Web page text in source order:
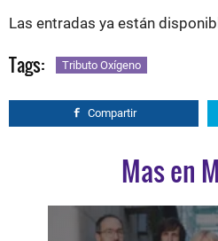
Las entradas ya están
Tags: Tributo Oxígeno
Compartir
Mas en